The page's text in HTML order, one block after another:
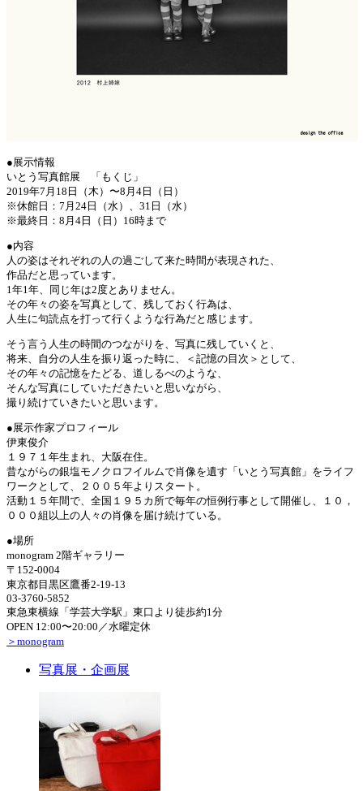
●展示情報
いとう写真館展 「もくじ」
2019年7月18日（木）〜8月4日（日）
※休館日：7月24日（水）、31日（水）
※最終日：8月4日（日）16時まで
●内容
人の姿はそれぞれの人の過ごして来た時間が表現された、
作品だと思っています。
1年1年、同じ年は2度とありません。
その年々の姿を写真として、残しておく行為は、
人生に句読点を打って行くような行為だと感じます。
そう言う人生の時間のつながりを、写真に残していくと、
将来、自分の人生を振り返った時に、＜記憶の目次＞として、
その年々の記憶をたどる、道しるべのような、
そんな写真にしていただきたいと思いながら、
撮り続けていきたいと思います。
●展示作家プロフィール
伊東俊介
１９７１年生まれ、大阪在住。
昔ながらの銀塩モノクロフイルムで肖像を遺す「いとう写真館」をライフ
ワークとして、２００５年よりスタート。
活動１５年間で、全国１９５カ所で毎年の恒例行事として開催し、１０，
０００組以上の人々の肖像を届け続けている。
●場所
monogram 2階ギャラリー
〒152-0004
東京都目黒区鷹番2-19-13
03-3760-5852
東急東横線「学芸大学駅」東口より徒歩約1分
OPEN 12:00〜20:00／水曜定休
＞monogram
写真展・企画展